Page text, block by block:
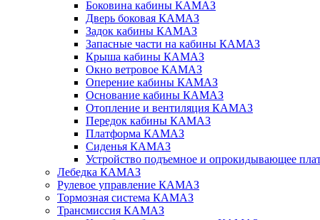
Боковина кабины КАМАЗ
Дверь боковая КАМАЗ
Задок кабины КАМАЗ
Запасные части на кабины КАМАЗ
Крыша кабины КАМАЗ
Окно ветровое КАМАЗ
Оперение кабины КАМАЗ
Основание кабины КАМАЗ
Отопление и вентиляция КАМАЗ
Передок кабины КАМАЗ
Платформа КАМАЗ
Сиденья КАМАЗ
Устройство подъемное и опрокидывающее
Лебедка КАМАЗ
Рулевое управление КАМАЗ
Тормозная система КАМАЗ
Трансмиссия КАМАЗ